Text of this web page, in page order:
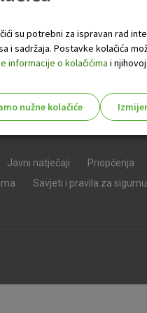
Javni natječaji Priopćenja
Savjeti i pravila za
su potrebni za ispravan rad
sadržaja. Postavke kolačića
informacije o kolačićima i
nužne kolačiće
ali u tom slučaju neki dijelovi